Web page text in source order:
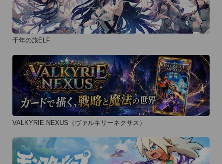
千年の旅ELF
VALKYRIE NEXUS（ヴァルキリーネクサス）